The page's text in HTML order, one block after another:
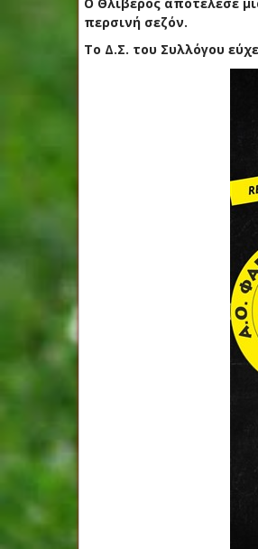
περσινή σεζόν.
Το Δ.Σ. του Συλλόγου